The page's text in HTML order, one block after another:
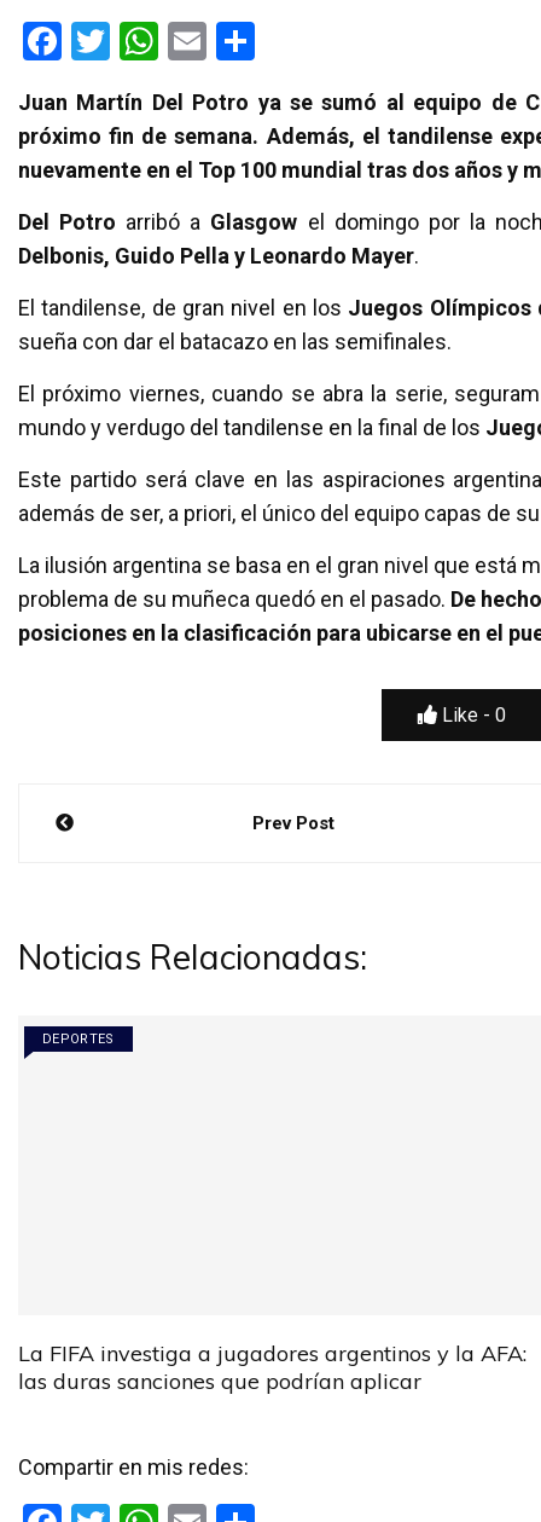
F
ce
b
o
k
T
tt
er
W
at
s
p
p
E
ail m
p
tir
Juan Martín Del Potro ya se sumó al equipo de
próximo fin de semana. Además, el tandilense
nuevamente en el Top 100 mundial tras dos años y
Del Potro arribó a Glasgow el domingo por la
Delbonis, Guido Pella y Leonardo Mayer.
El tandilense, de gran nivel en los Juegos Olímpicos
sueña con dar el batacazo en las semifinales.
El próximo viernes, cuando se abra la serie,
mundo y verdugo del tandilense en la final de los
Este partido será clave en las aspiraciones
además de ser, a priori, el único del equipo capas de
La ilusión argentina se basa en el gran nivel que está
problema de su muñeca quedó en el pasado. De
posiciones en la clasificación para ubicarse en el
Like - 0
Navegación
Prev Post
Noticias Relacionadas:
DEPORTES
La FIFA investiga a jugadores argentinos y la AFA:
las duras sanciones que podrían aplicar
Compartir en mis redes: